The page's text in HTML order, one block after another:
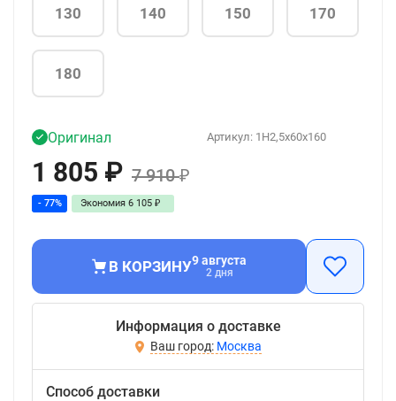
130 140 150 170
180
Артикул: 1H2,5x60x160
Оригинал
1 805 ₽ 7 910₽
- 77% Экономия 6 105 ₽
В КОРЗИНУ9 августа
2 дня
Информация о доставке
Москва
Способ доставки